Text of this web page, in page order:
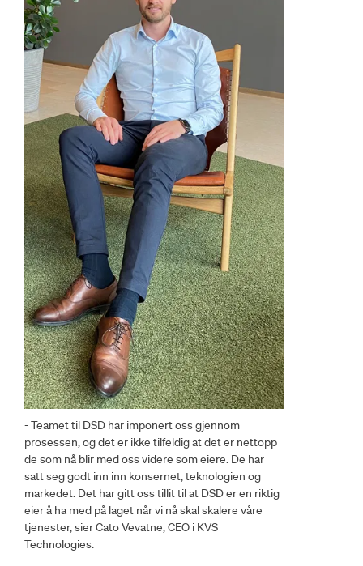
- Teamet til DSD har imponert oss gjennom
prosessen, og det er ikke tilfeldig at det er nettopp
de som nå blir med oss videre som eiere. De har
satt seg godt inn inn konsernet, teknologien og
markedet. Det har gitt oss tillit til at DSD er en riktig
eier å ha med på laget når vi nå skal skalere våre
tjenester, sier Cato Vevatne, CEO i KVS
Technologies.